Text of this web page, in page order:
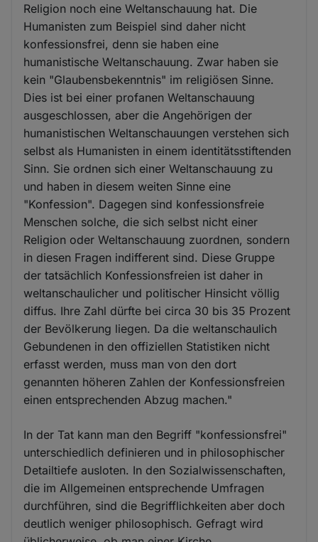
Religion noch eine Weltanschauung hat. Die
Humanisten zum Beispiel sind daher nicht
konfessionsfrei, denn sie haben eine
humanistische Weltanschauung. Zwar haben sie
kein "Glaubensbekenntnis" im religiösen Sinne.
Dies ist bei einer profanen Weltanschauung
ausgeschlossen, aber die Angehörigen der
humanistischen Weltanschauungen verstehen sich
selbst als Humanisten in einem identitätsstiftenden
Sinn. Sie ordnen sich einer Weltanschauung zu
und haben in diesem weiten Sinne eine
"Konfession". Dagegen sind konfessionsfreie
Menschen solche, die sich selbst nicht einer
Religion oder Weltanschauung zuordnen, sondern
in diesen Fragen indifferent sind. Diese Gruppe
der tatsächlich Konfessionsfreien ist daher in
weltanschaulicher und politischer Hinsicht völlig
diffus. Ihre Zahl dürfte bei circa 30 bis 35 Prozent
der Bevölkerung liegen. Da die weltanschaulich
Gebundenen in den offiziellen Statistiken nicht
erfasst werden, muss man von den dort
genannten höheren Zahlen der Konfessionsfreien
einen entsprechenden Abzug machen."
In der Tat kann man den Begriff "konfessionsfrei"
unterschiedlich definieren und in philosophischer
Detailtiefe ausloten. In den Sozialwissenschaften,
die im Allgemeinen entsprechende Umfragen
durchführen, sind die Begrifflichkeiten aber doch
deutlich weniger philosophisch. Gefragt wird